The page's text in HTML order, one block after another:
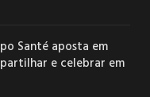
Santé aposta em
e celebrar em